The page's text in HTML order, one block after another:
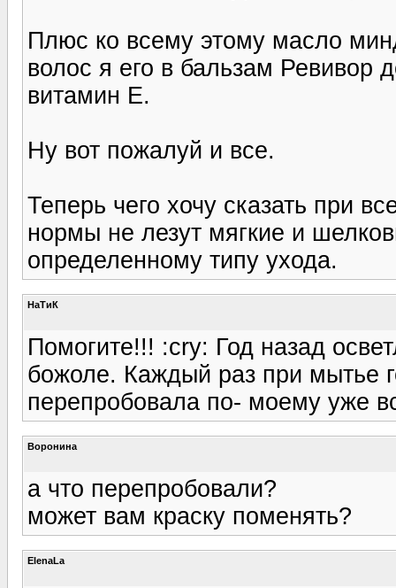
Плюс ко всему этому масло
волос я его в бальзам
витамин Е.
Ну вот пожалуй и все.
Теперь чего хочу сказать при
нормы не лезут мягкие и
определенному типу ухода.
НаТиК
Помогите!!! :cry: Год назад
божоле. Каждый раз при мытье
перепробовала по- моему уже
Воронина
а что перепробовали?
может вам краску поменять?
ElenaLa